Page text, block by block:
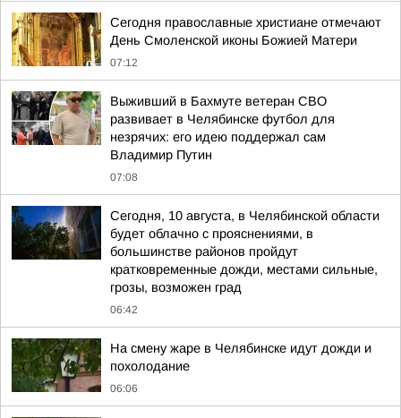
Сегодня православные христиане отмечают
День Смоленской иконы Божией Матери
07:12
Выживший в Бахмуте ветеран СВО
развивает в Челябинске футбол для
незрячих: его идею поддержал сам
Владимир Путин
07:08
Сегодня, 10 августа, в Челябинской области
будет облачно с прояснениями, в
большинстве районов пройдут
кратковременные дожди, местами сильные,
грозы, возможен град
06:42
На смену жаре в Челябинске идут дожди и
похолодание
06:06